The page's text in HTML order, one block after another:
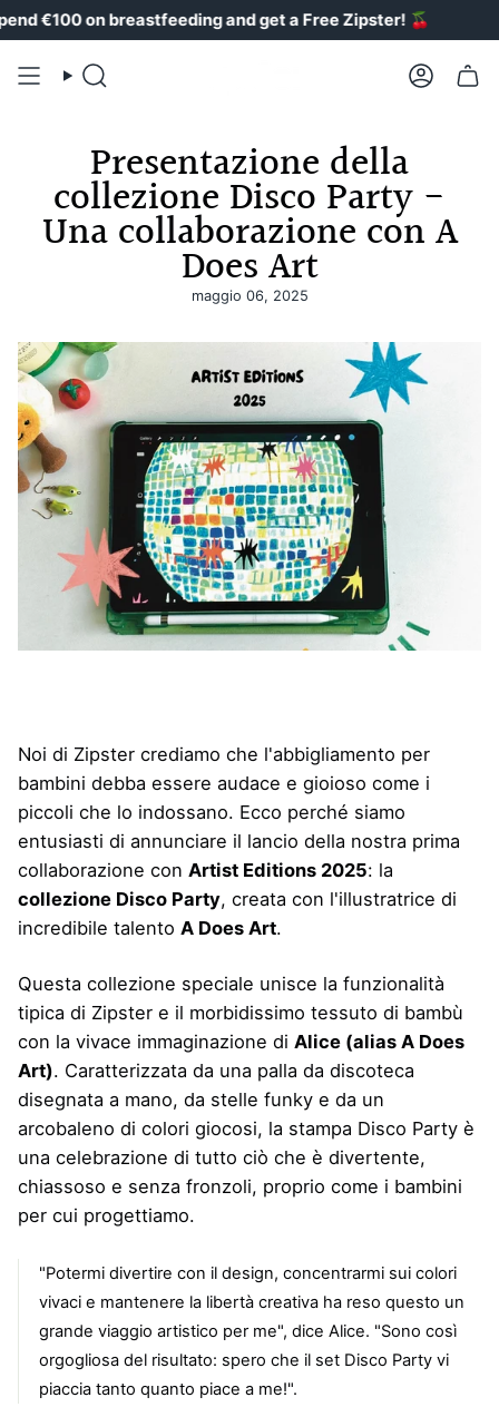
al €100 on breastfeeding and get a Free Zipster!🍒
Ricerca
Il
Presentazione della
collezione Disco Party -
Una collaborazione con A
Does Art
maggio 06, 2025
Noi di Zipster crediamo che l'abbigliamento per
bambini debba essere audace e gioioso come i
piccoli che lo indossano. Ecco perché siamo
entusiasti di annunciare il lancio della nostra prima
collaborazione con Artist Editions 2025: la
collezione Disco Party, creata con l'illustratrice di
incredibile talento A Does Art.
Questa collezione speciale unisce la funzionalità
tipica di Zipster e il morbidissimo tessuto di bambù
con la vivace immaginazione di Alice (alias A Does
Art). Caratterizzata da una palla da discoteca
disegnata a mano, da stelle funky e da un
arcobaleno di colori giocosi, la stampa Disco Party è
una celebrazione di tutto ciò che è divertente,
chiassoso e senza fronzoli, proprio come i bambini
per cui progettiamo.
"Potermi divertire con il design, concentrarmi sui colori
vivaci e mantenere la libertà creativa ha reso questo un
grande viaggio artistico per me", dice Alice. "Sono così
orgogliosa del risultato: spero che il set Disco Party vi
piaccia tanto quanto piace a me!".